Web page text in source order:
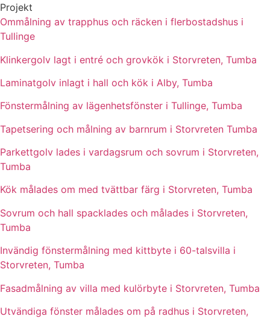
Projekt
Ommålning av trapphus och räcken i flerbostadshus i
Tullinge
Klinkergolv lagt i entré och grovkök i Storvreten, Tumba
Laminatgolv inlagt i hall och kök i Alby, Tumba
Fönstermålning av lägenhetsfönster i Tullinge, Tumba
Tapetsering och målning av barnrum i Storvreten Tumba
Parkettgolv lades i vardagsrum och sovrum i Storvreten,
Tumba
Kök målades om med tvättbar färg i Storvreten, Tumba
Sovrum och hall spacklades och målades i Storvreten,
Tumba
Invändig fönstermålning med kittbyte i 60-talsvilla i
Storvreten, Tumba
Fasadmålning av villa med kulörbyte i Storvreten, Tumba
Utvändiga fönster målades om på radhus i Storvreten,